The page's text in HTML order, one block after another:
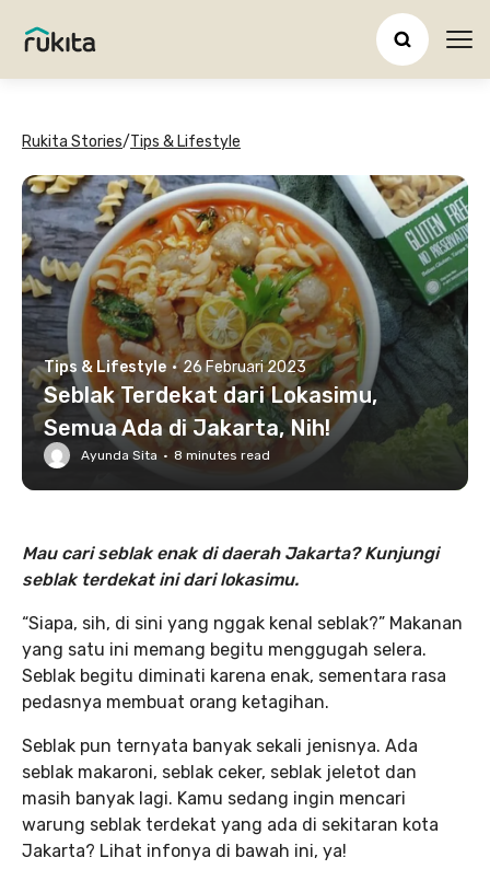
Rukita Stories/Tips & Lifestyle
Tips & Lifestyle · 26 Februari 2023
Seblak Terdekat dari Lokasimu,
Semua Ada di Jakarta, Nih!
Ayunda Sita · 8 minutes read
Mau cari seblak enak di daerah Jakarta? Kunjungi
seblak terdekat ini dari lokasimu.
“Siapa, sih, di sini yang nggak kenal seblak?” Makanan
yang satu ini memang begitu menggugah selera.
Seblak begitu diminati karena enak, sementara rasa
pedasnya membuat orang ketagihan.
Seblak pun ternyata banyak sekali jenisnya. Ada
seblak makaroni, seblak ceker, seblak jeletot dan
masih banyak lagi. Kamu sedang ingin mencari
warung seblak terdekat yang ada di sekitaran kota
Jakarta? Lihat infonya di bawah ini, ya!